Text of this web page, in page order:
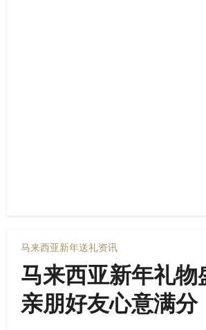
马来西亚新年送礼资讯
马来西亚新年礼物
亲朋好友心意满分